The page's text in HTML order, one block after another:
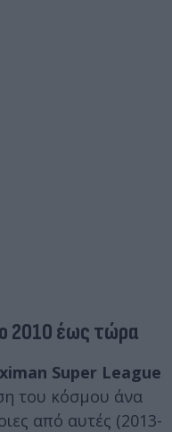
2010 έως τώρα
Super League
του κόσμου άνα
από αυτές (2013-